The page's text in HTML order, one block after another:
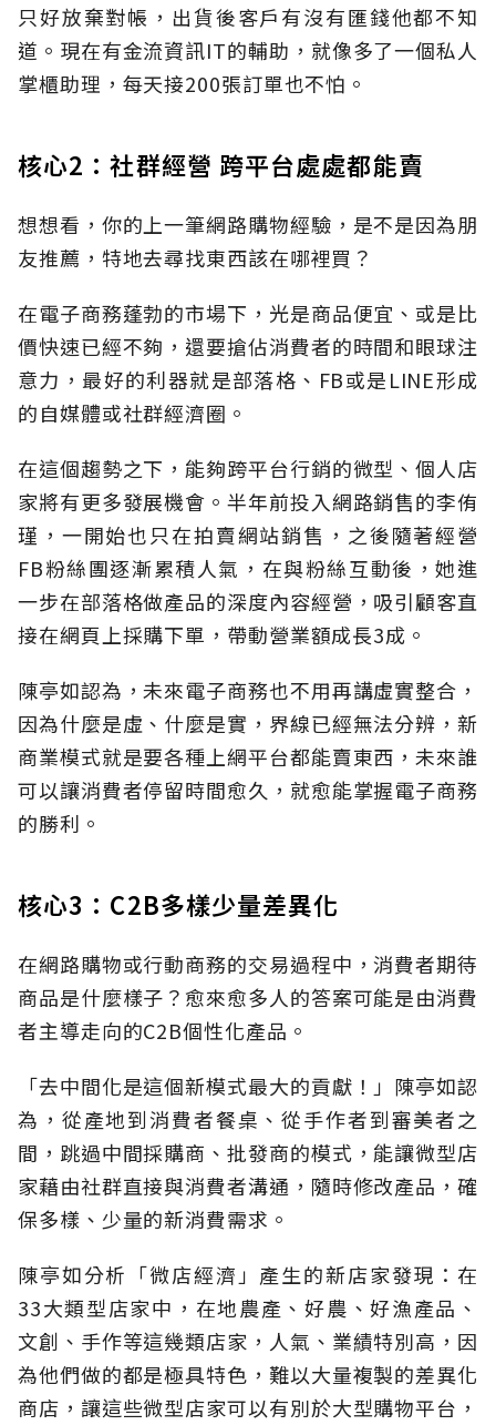
只好放棄對帳，出貨後客戶有沒有匯錢他都不知
道。現在有金流資訊IT的輔助，就像多了一個私人
掌櫃助理，每天接200張訂單也不怕。
核心2：社群經營 跨平台處處都能賣
想想看，你的上一筆網路購物經驗，是不是因為朋
友推薦，特地去尋找東西該在哪裡買？
在電子商務蓬勃的市場下，光是商品便宜、或是比
價快速已經不夠，還要搶佔消費者的時間和眼球注
意力，最好的利器就是部落格、FB或是LINE形成
的自媒體或社群經濟圈。
在這個趨勢之下，能夠跨平台行銷的微型、個人店
家將有更多發展機會。半年前投入網路銷售的李侑
瑾，一開始也只在拍賣網站銷售，之後隨著經營
FB粉絲團逐漸累積人氣，在與粉絲互動後，她進
一步在部落格做產品的深度內容經營，吸引顧客直
接在網頁上採購下單，帶動營業額成長3成。
陳亭如認為，未來電子商務也不用再講虛實整合，
因為什麼是虛、什麼是實，界線已經無法分辨，新
商業模式就是要各種上網平台都能賣東西，未來誰
可以讓消費者停留時間愈久，就愈能掌握電子商務
的勝利。
核心3：C2B多樣少量差異化
在網路購物或行動商務的交易過程中，消費者期待
商品是什麼樣子？愈來愈多人的答案可能是由消費
者主導走向的C2B個性化產品。
「去中間化是這個新模式最大的貢獻！」陳亭如認
為，從產地到消費者餐桌、從手作者到審美者之
間，跳過中間採購商、批發商的模式，能讓微型店
家藉由社群直接與消費者溝通，隨時修改產品，確
保多樣、少量的新消費需求。
陳亭如分析「微店經濟」產生的新店家發現：在
33大類型店家中，在地農產、好農、好漁產品、
文創、手作等這幾類店家，人氣、業績特別高，因
為他們做的都是極具特色，難以大量複製的差異化
商店，讓這些微型店家可以有別於大型購物平台，